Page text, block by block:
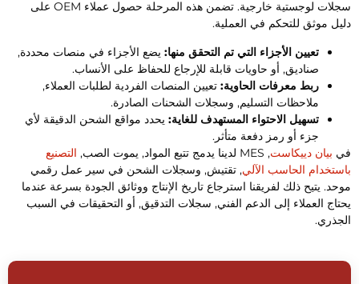
سجلات لوجستية خارجية. تضمن هذه المرحلة حصول عملاء OEM على
موثق للتحكم في العملية.
تعيين الأجزاء التي تم التحقق منها:يضع الأجزاء في منصات محددة,
صناديق, أو حاويات قابلة للإرجاع للحفاظ على الأنساب.
ربط معرفات الحاوية:تعيين المنصات الفردية لطلبات العملاء,
ملاحظات التسليم, وسجلات الشحنات الصادرة.
تسهيل الاحتواء المستهدف للغاية:يحدد مواقع الشحن الدقيقة لأي
جزء أو رمز دفعة متأثر.
بيان دييكاست, MES لدينا يدمج تتبع المواد, يموت الصب,
التصنيع
الحاسب الآلي, تقتيش, وسجلات الشحن في سير عمل رقمي
يتيح ذلك لفريقنا استرجاع تاريخ الإنتاج ووثائق الجودة بسرعة عندما
العملاء إلى الدعم الفني, سجلات التدقيق, أو التحقيقات في السبب